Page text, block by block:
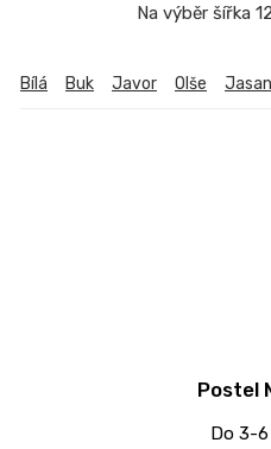
Na výběr šířka
Bílá Buk Javor Olše
Postel
Do 3-